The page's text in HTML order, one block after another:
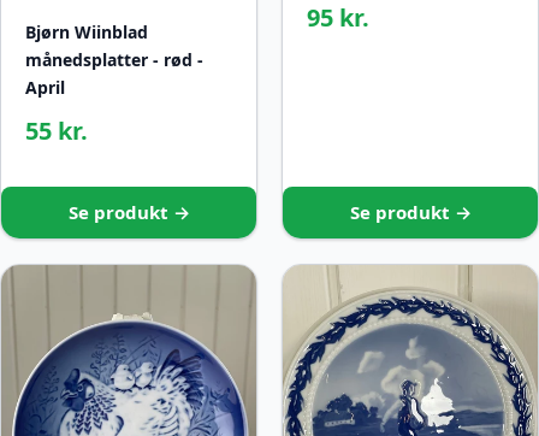
Bjørn Wiinblad
månedsplatter - rød -
April
55 kr.
Se produkt →
95 kr.
Se produkt →